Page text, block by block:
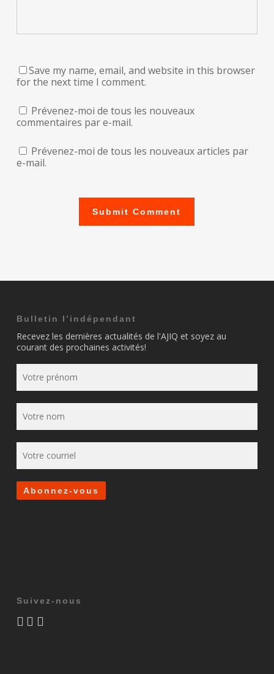
Save my name, email, and website in this browser
for the next time I comment.
Prévenez-moi de tous les nouveaux
commentaires par e-mail.
Prévenez-moi de tous les nouveaux articles par
e-mail.
Bulletin l’indépendant
Recevez les dernières actualités de l'AJIQ et soyez au
courant des prochaines activités!
Suivez-nous